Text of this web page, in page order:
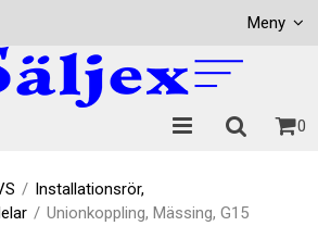
Meny
0
/ Installationsrör,
/ Unionkoppling, Mässing, G15